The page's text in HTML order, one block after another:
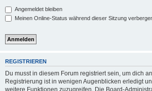
Angemeldet bleiben
Meinen Online-Status während dieser Sitzung
REGISTRIEREN
Du musst in diesem Forum registriert sein, um dich
Registrierung ist in wenigen Augenblicken erledigt
weitere Funktionen zuzugreifen. Die Board-